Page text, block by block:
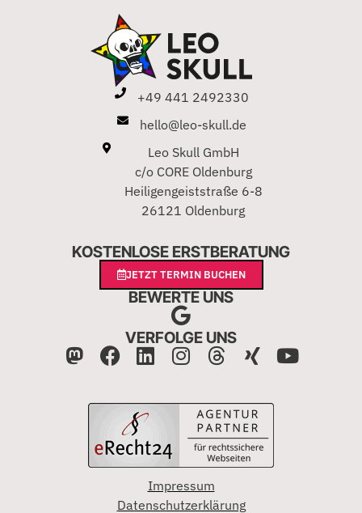
+49 441 2492330
hello@leo-skull.de
Leo Skull GmbH
c/o CORE Oldenburg
Heiligengeiststraße 6-8
26121 Oldenburg
KOSTENLOSE ERSTBERATUNG
JETZT TERMIN BUCHEN
BEWERTE UNS
VERFOLGE UNS
Impressum
Datenschutzerklärung